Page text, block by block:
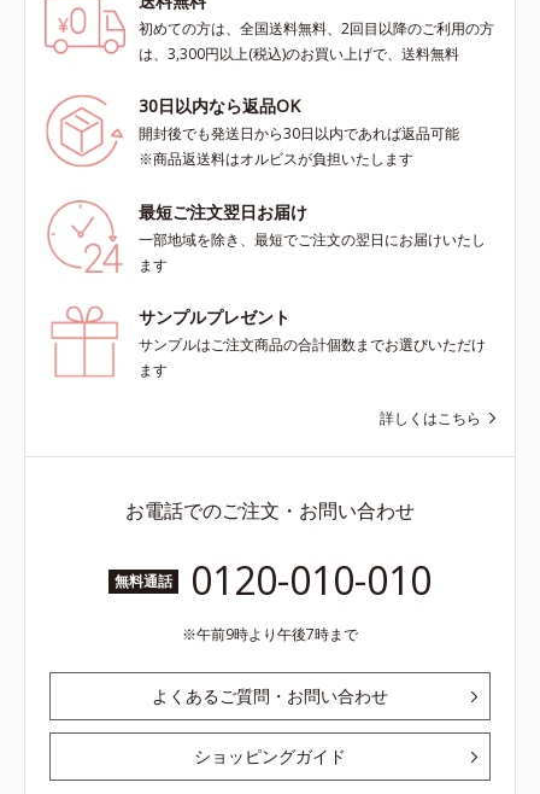
初めての方は、全国送料無料、2回目以降のご利用の方
は、3,300円以上(税込)のお買い上げで、送料無料
30日以内なら返品OK
開封後でも発送日から30日以内であれば返品可能
※商品返送料はオルビスが負担いたします
最短ご注文翌日お届け
一部地域を除き、最短でご注文の翌日にお届けいたし
ます
サンプルプレゼント
サンプルはご注文商品の合計個数までお選びいただけ
ます
詳しくはこちら
お電話でのご注文・お問い合わせ
無料通話 0120-010-010
午前9時より午後7時まで
よくあるご質問・お問い合わせ
ショッピングガイド